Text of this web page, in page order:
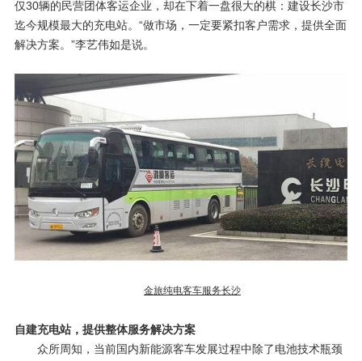
仅30辆的民营团体客运企业，却在下着一盘很大的棋：建设长沙市
迄今规模最大的充电站。“做市场，一定要紧扣客户需求，提供全面
解决方案。”李艺伟如是说。
金旅纯电客车服务长沙
自建充电站，提供整体服务解决方案
众所周知，当前国内新能源客车发展过程中除了电池技术瓶颈